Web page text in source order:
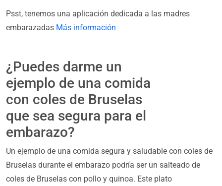
Psst, tenemos una aplicación dedicada a las madres
embarazadas Más información
¿Puedes darme un
ejemplo de una comida
con coles de Bruselas
que sea segura para el
embarazo?
Un ejemplo de una comida segura y saludable con coles de
Bruselas durante el embarazo podría ser un salteado de
coles de Bruselas con pollo y quinoa. Este plato